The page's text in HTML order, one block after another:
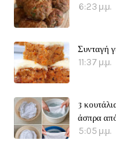
6:23 μ.μ.
Συνταγή
11:37 μ.μ.
3
άσπρα
5:05 μ.μ.